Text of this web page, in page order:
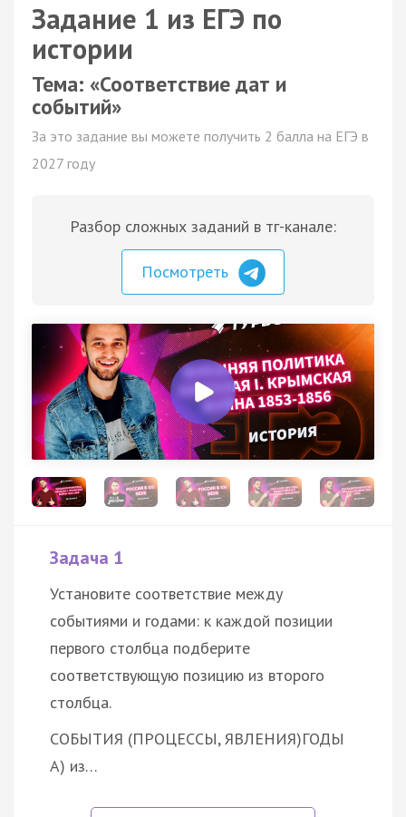
Задание 1 из ЕГЭ по
истории
Тема: «Соответствие дат и
событий»
За это задание вы можете получить 2 балла на ЕГЭ в
2027 году
Разбор сложных заданий в тг-канале:
Посмотреть
Задача 1
Установите соответствие между
событиями и годами: к каждой позиции
первого столбца подберите
соответствующую позицию из второго
столбца.
СОБЫТИЯ (ПРОЦЕССЫ, ЯВЛЕНИЯ)ГОДЫ
А) из…